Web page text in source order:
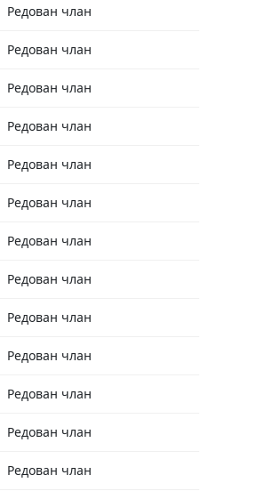
Редован члан
Редован члан
Редован члан
Редован члан
Редован члан
Редован члан
Редован члан
Редован члан
Редован члан
Редован члан
Редован члан
Редован члан
Редован члан